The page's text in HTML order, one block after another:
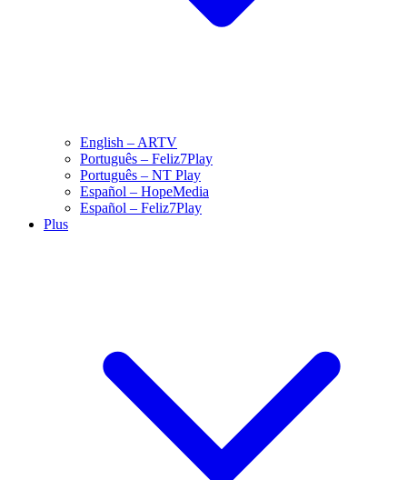
English – ARTV
Português – Feliz7Play
Português – NT Play
Español – HopeMedia
Español – Feliz7Play
Plus